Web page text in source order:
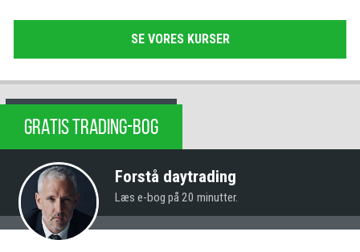
SE VORES KURSER
GRATIS TRADING-BOG
Forstå daytrading
Læs e-bog på 20 minutter.